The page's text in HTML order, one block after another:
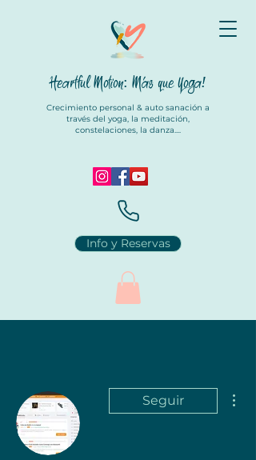
Heartful Motion: Más que Yoga!
Crecimiento personal & auto sanación a
través del yoga, la meditación,
constelaciones, la danza....
Info y Reservas
Seguir